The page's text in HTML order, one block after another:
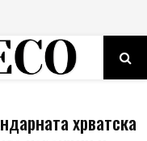
хрватска